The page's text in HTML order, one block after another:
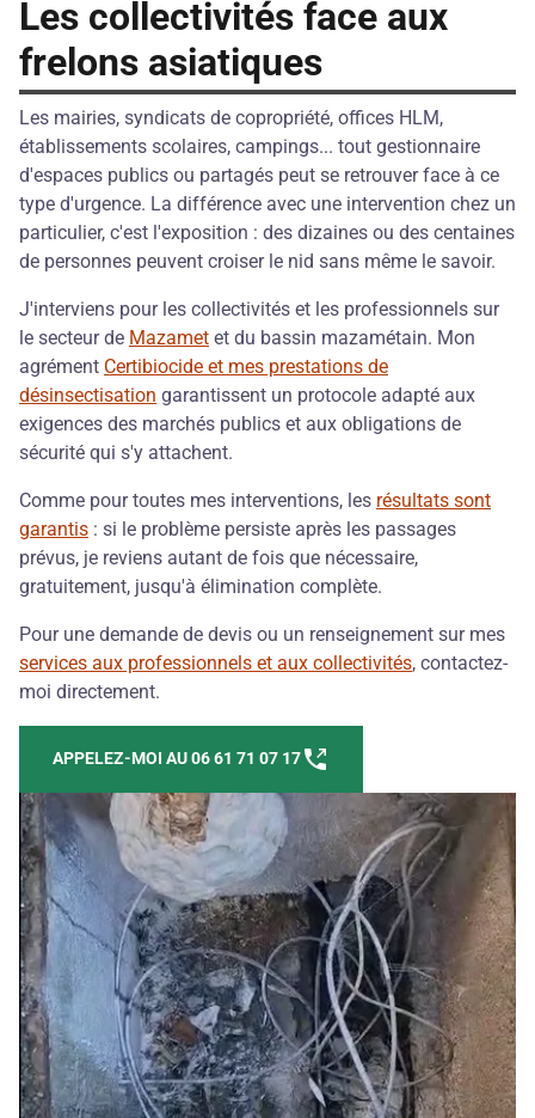
Les collectivités face aux
frelons asiatiques
Les mairies, syndicats de copropriété, offices HLM,
établissements scolaires, campings... tout gestionnaire
d'espaces publics ou partagés peut se retrouver face à ce
type d'urgence. La différence avec une intervention chez un
particulier, c'est l'exposition : des dizaines ou des centaines
de personnes peuvent croiser le nid sans même le savoir.
J'interviens pour les collectivités et les professionnels sur
le secteur de Mazamet et du bassin mazamétain. Mon
agrément Certibiocide et mes prestations de
désinsectisation garantissent un protocole adapté aux
exigences des marchés publics et aux obligations de
sécurité qui s'y attachent.
Comme pour toutes mes interventions, les résultats sont
garantis : si le problème persiste après les passages
prévus, je reviens autant de fois que nécessaire,
gratuitement, jusqu'à élimination complète.
Pour une demande de devis ou un renseignement sur mes
services aux professionnels et aux collectivités, contactez-
moi directement.
APPELEZ-MOI AU 06 61 71 07 17